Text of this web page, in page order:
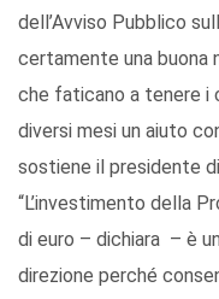
dell’Avviso Pubblico
certamente una buona
che faticano a tenere i
diversi mesi un aiuto
sostiene il presidente
“L’investimento della
di euro – dichiara – è
direzione perché